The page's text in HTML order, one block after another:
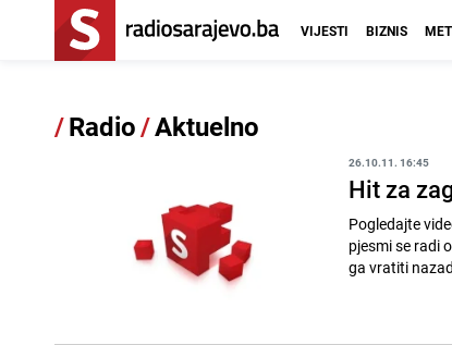
VIJESTI BIZNIS
/Radio/Aktuelno
26.10.11. 16:45
Hit za
Pogledajte
pjesmi se radi
ga vratiti